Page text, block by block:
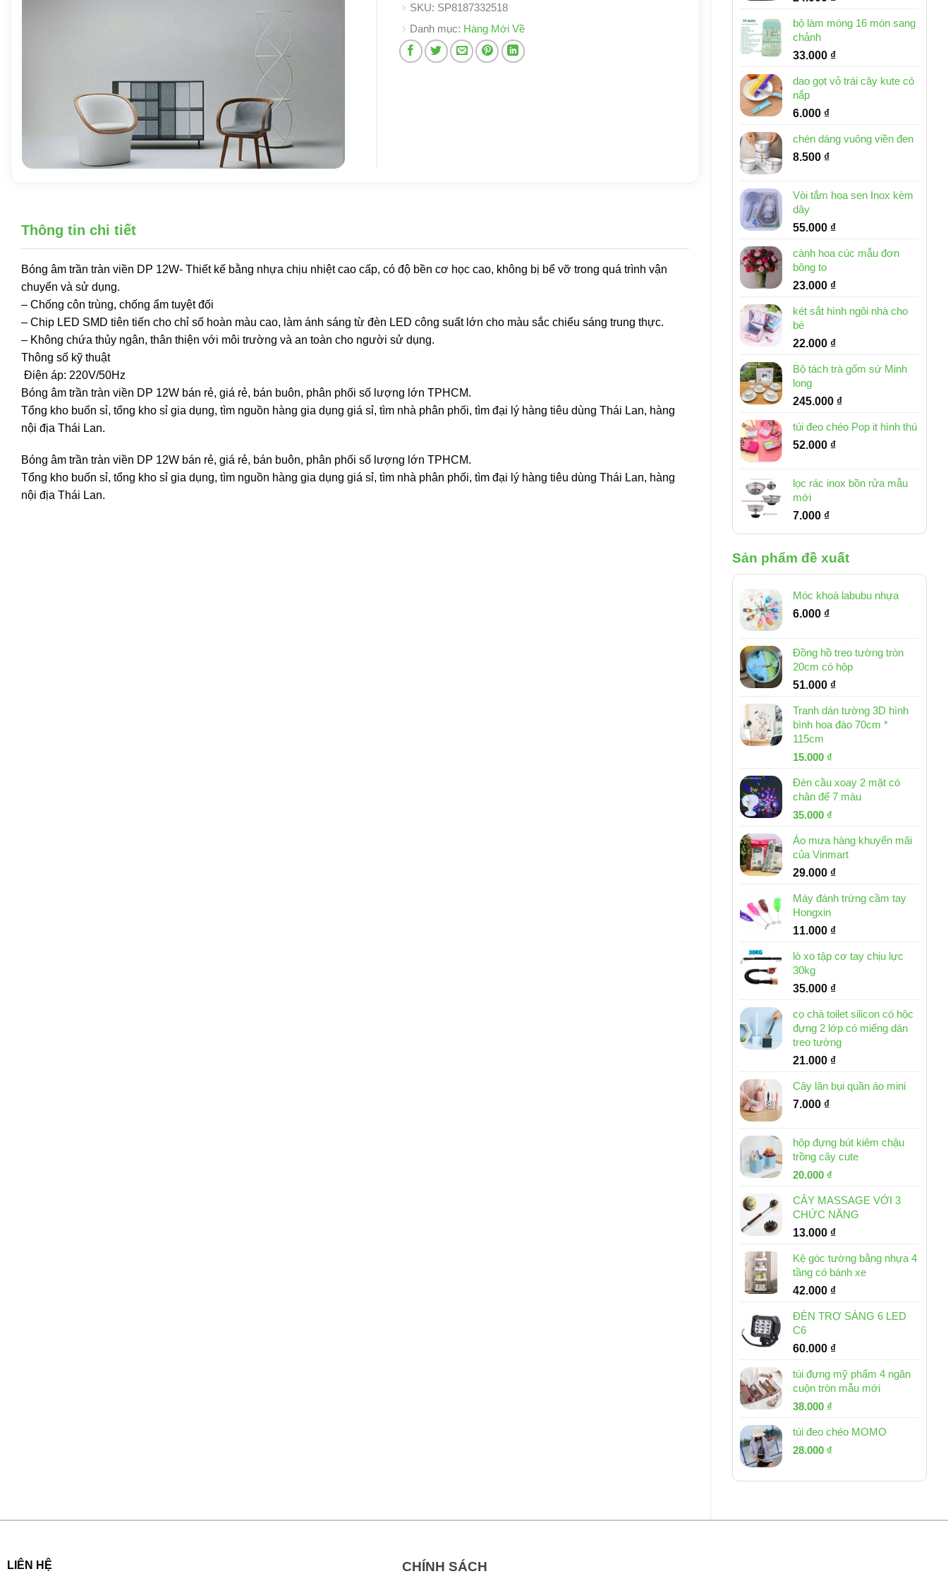
bộ làm móng 16 món sang
chảnh
33.000 ₫
dao gọt vỏ trái cây kute có
nắp
6.000 ₫
chén dáng vuông viền đen
8.500 ₫
Vòi tắm hoa sen Inox kèm
dây
55.000 ₫
cành hoa cúc mẫu đơn
bông to
23.000 ₫
két sắt hình ngôi nhà cho
bé
22.000 ₫
Bộ tách trà gốm sứ Minh
long
245.000 ₫
túi đeo chéo Pop it hình thú
52.000 ₫
lọc rác inox bồn rửa mẫu
mới
7.000 ₫
Sản phẩm đề xuất
Móc khoá labubu nhựa
6.000 ₫
Đồng hồ treo tường tròn
20cm có hộp
51.000 ₫
Tranh dán tường 3D hình
bình hoa đào 70cm *
115cm
Giá
là:
32.000 ₫.
15.000 ₫
tại
là:
Đèn cầu xoay 2 mặt có
chân đế 7 màu
Giá
là:
46.000 ₫.
35.000 ₫
tại
là:
35.000 ₫.
Áo mưa hàng khuyến mãi
của Vinmart
29.000 ₫
Máy đánh trứng cầm tay
Hongxin
11.000 ₫
lò xo tập cơ tay chịu lực
30kg
35.000 ₫
cọ chà toilet silicon có hộc
đựng 2 lớp có miếng dán
treo tường
21.000 ₫
Cây lăn bụi quần áo mini
7.000 ₫
hộp đựng bút kiêm chậu
trồng cây cute
Giá
là:
30.000 ₫.
20.000 ₫
tại
là:
20.000 ₫.
CÂY MASSAGE VỚI 3
CHỨC NĂNG
13.000 ₫
Kệ góc tường bằng nhựa 4
tầng có bánh xe
42.000 ₫
ĐÈN TRỢ SÁNG 6 LED
C6
60.000 ₫
túi đựng mỹ phẩm 4 ngăn
cuộn tròn mẫu mới
Giá
là:
53.000 ₫.
38.000 ₫
tại
túi đeo chéo MOMO
Giá
là:
28.000 ₫
tại
SKU: SP8187332518
Danh mục: Hàng Mới Về
Thông tin chi tiết
Bóng âm trần tràn viền DP 12W- Thiết kế bằng nhựa chịu nhiệt cao cấp, có độ bền cơ học cao, không bị bể vỡ trong quá trình vận
chuyển và sử dụng.
– Chống côn trùng, chống ẩm tuyệt đối
– Chip LED SMD tiên tiến cho chỉ số hoàn màu cao, làm ánh sáng từ đèn LED công suất lớn cho màu sắc chiếu sáng trung thực.
– Không chứa thủy ngân, thân thiện với môi trường và an toàn cho người sử dụng.
Thông số kỹ thuật
Điện áp: 220V/50Hz
Bóng âm trần tràn viền DP 12W bán rẻ, giá rẻ, bán buôn, phân phối số lượng lớn TPHCM.
Tổng kho buốn sỉ, tổng kho sỉ gia dụng, tìm nguồn hàng gia dụng giá sỉ, tìm nhà phân phối, tìm đại lý hàng tiêu dùng Thái Lan, hàng
nội địa Thái Lan.
Bóng âm trần tràn viền DP 12W bán rẻ, giá rẻ, bán buôn, phân phối số lượng lớn TPHCM.
Tổng kho buốn sỉ, tổng kho sỉ gia dụng, tìm nguồn hàng gia dụng giá sỉ, tìm nhà phân phối, tìm đại lý hàng tiêu dùng Thái Lan, hàng
nội địa Thái Lan.
LIÊN HỆ CHÍNH SÁCH